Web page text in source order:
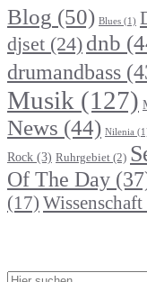
Blog (50) Blues (1)
djset (24) dnb
drumandbass
Musik (127)
News (44) Nilenia
Rock (3) Ruhrgebiet (2)
Of The Day
(17) Wissenschaft